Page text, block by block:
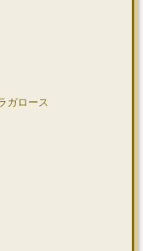
ガロース